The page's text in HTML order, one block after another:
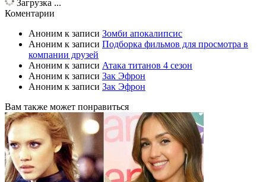
Загрузка ...
Коментарии
Аноним к записи Зомби апокалипсис
Аноним к записи Подборка фильмов для просмотра в
компании друзей
Аноним к записи Атака титанов 4 сезон
Аноним к записи Зак Эфрон
Аноним к записи Зак Эфрон
Вам также может понравиться